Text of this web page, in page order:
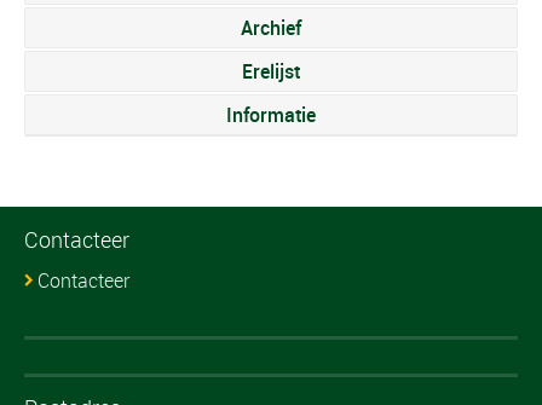
Archief
Erelijst
Informatie
Contacteer
Contacteer